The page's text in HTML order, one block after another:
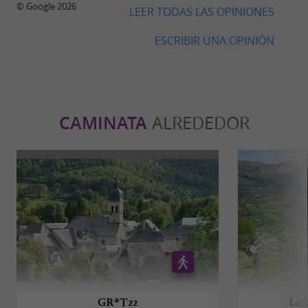
LEER TODAS LAS OPINIONES
ESCRIBIR UNA OPINIÓN
© Google 2026
CAMINATAALREDEDOR
GR®T22 Le